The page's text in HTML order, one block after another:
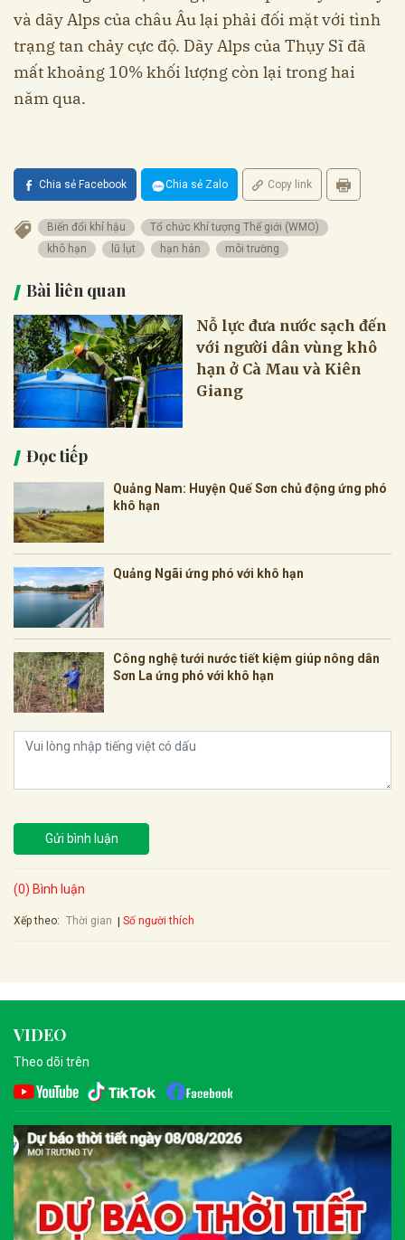
và dãy Alps của châu Âu lại phải đối mặt với tình
trạng tan chảy cực độ. Dãy Alps của Thụy Sĩ đã
mất khoảng 10% khối lượng còn lại trong hai
năm qua.
Chia sẻ Facebook Chia sẻ Zalo Copy link
Biến đổi khí hậu
Tổ chức Khí tượng Thế giới (WMO)
khô hạn
lũ lụt hạn hán môi trường
Bài liên quan
Nỗ lực đưa nước sạch đến
với người dân vùng khô
hạn ở Cà Mau và Kiên
Giang
Đọc tiếp
Quảng Nam: Huyện Quế Sơn chủ động ứng phó
khô hạn
Quảng Ngãi ứng phó với khô hạn
Công nghệ tưới nước tiết kiệm giúp nông dân
Sơn La ứng phó với khô hạn
Gửi bình luận
(0) Bình luận
Xếp theo: Thời gian Số người thích
VIDEO
Theo dõi trên